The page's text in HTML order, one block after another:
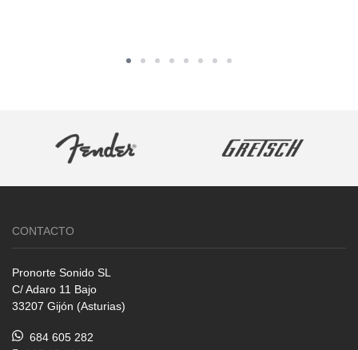
CONTACTO
Pronorte Sonido SL
C/ Adaro 11 Bajo
33207 Gijón (Asturias)
684 605 282